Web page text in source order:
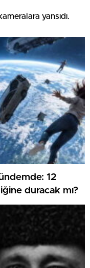
yansıdı.
12
duracak mı?